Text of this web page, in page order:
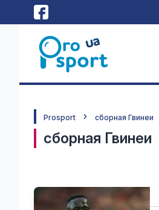
Prosport сборная Гвинеи
сборная Гвинеи